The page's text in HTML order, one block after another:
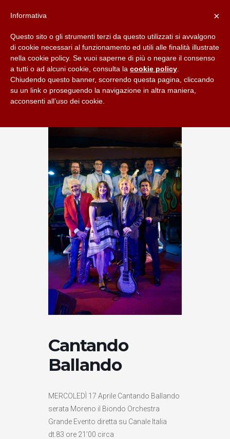
Cantando
Ballando
MERCOLEDÌ 17 Aprile Cantando Ballando
serata Moreno il Biondo Orchestra
Grande Evento diretta su Canale Italia
dt.83 ore 21’00 circa
×
Informativa
Questo sito o gli strumenti terzi da questo utilizzati si avvalgono
di cookie necessari al funzionamento ed utili alle finalità illustrate
nella cookie policy. Se vuoi saperne di più o negare il consenso
a tutti o ad alcuni cookie, consulta la cookie policy
Chiudendo questo banner, scorrendo questa pagina, cliccando
su un link o proseguendo la navigazione in altra maniera,
acconsenti all’uso dei cookie.